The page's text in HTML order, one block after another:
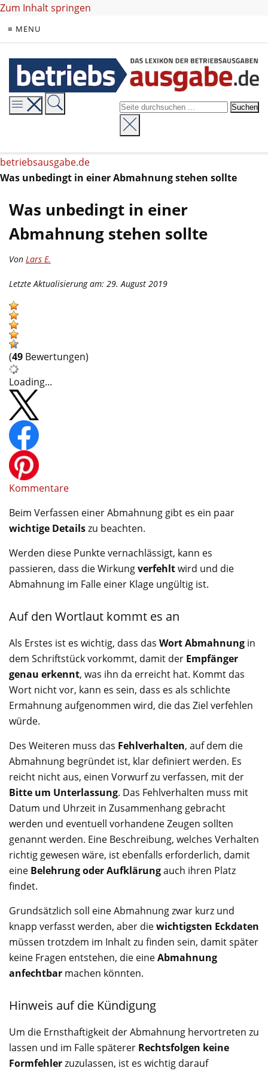
Zum Inhalt springen
≡ MENU
betriebsausgabe.de
Was unbedingt in einer Abmahnung stehen sollte
Was unbedingt in einer
Abmahnung stehen sollte
Von Lars E.
Letzte Aktualisierung am: 29. August 2019
(49 Bewertungen)
Loading...
Kommentare
Beim Verfassen einer Abmahnung gibt es ein paar
wichtige Detailszu beachten.
Werden diese Punkte vernachlässigt, kann es
passieren, dass die Wirkungverfehltwird und die
Abmahnung im Falle einer Klage ungültig ist.
Auf den Wortlaut kommt es an
Als Erstes ist es wichtig, dass das Wort Abmahnung in
dem Schriftstück vorkommt, damit der Empfänger
genau erkennt, was ihn da erreicht hat. Kommt das
Wort nicht vor, kann es sein, dass es als schlichte
Ermahnung aufgenommen wird, die das Ziel verfehlen
würde.
Des Weiteren muss das Fehlverhalten, auf dem die
Abmahnung begründet ist, klar definiert werden. Es
reicht nicht aus, einen Vorwurf zu verfassen, mit der
Bitte um Unterlassung. Das Fehlverhalten muss mit
Datum und Uhrzeit in Zusammenhang gebracht
werden und eventuell vorhandene Zeugen sollten
genannt werden. Eine Beschreibung, welches Verhalten
richtig gewesen wäre, ist ebenfalls erforderlich, damit
eine Belehrung oder Aufklärungauch ihren Platz
findet.
Grundsätzlich soll eine Abmahnung zwar kurz und
knapp verfasst werden, aber diewichtigsten Eckdaten
müssen trotzdem im Inhalt zu finden sein, damit später
keine Fragen entstehen, die eineAbmahnung
anfechtbar machen könnten.
Hinweis auf die Kündigung
Um die Ernsthaftigkeit der Abmahnung hervortreten zu
lassen und im Falle späterer Rechtsfolgen keine
Formfehlerzuzulassen, ist es wichtig darauf